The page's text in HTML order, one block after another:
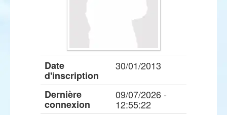
Date
d'inscription
30/01/2013
Dernière
connexion
09/07/2026 -
12:55:22